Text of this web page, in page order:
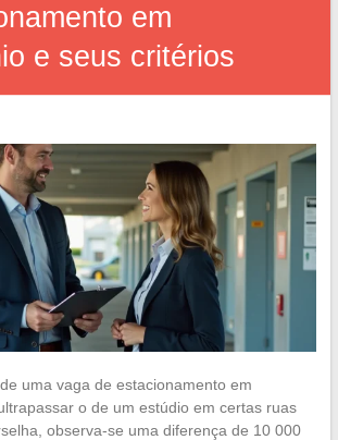
em
e seus critérios
uma vaga de estacionamento em
o de um estúdio em certas ruas
observa-se uma diferença de 10 000